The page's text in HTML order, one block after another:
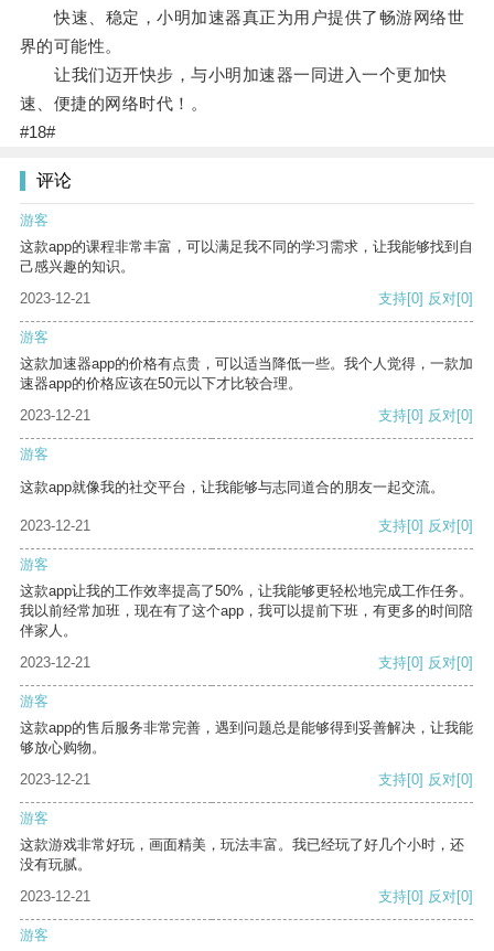
快速、稳定，小明加速器真正为用户提供了畅游网络世
界的可能性。
让我们迈开快步，与小明加速器一同进入一个更加快
速、便捷的网络时代！。
#18#
评论
游客
这款app的课程非常丰富，可以满足我不同的学习需求，让我能够找到自
己感兴趣的知识。
2023-12-21
支持[0] 反对[0]
游客
这款加速器app的价格有点贵，可以适当降低一些。我个人觉得，一款加
速器app的价格应该在50元以下才比较合理。
2023-12-21
支持[0] 反对[0]
游客
这款app就像我的社交平台，让我能够与志同道合的朋友一起交流。
2023-12-21 支持[0] 反对[0]
游客
这款app让我的工作效率提高了50%，让我能够更轻松地完成工作任务。
我以前经常加班，现在有了这个app，我可以提前下班，有更多的时间陪
伴家人。
2023-12-21
支持[0] 反对[0]
游客
这款app的售后服务非常完善，遇到问题总是能够得到妥善解决，让我能
够放心购物。
2023-12-21
支持[0] 反对[0]
游客
这款游戏非常好玩，画面精美，玩法丰富。我已经玩了好几个小时，还
没有玩腻。
2023-12-21
支持[0] 反对[0]
游客